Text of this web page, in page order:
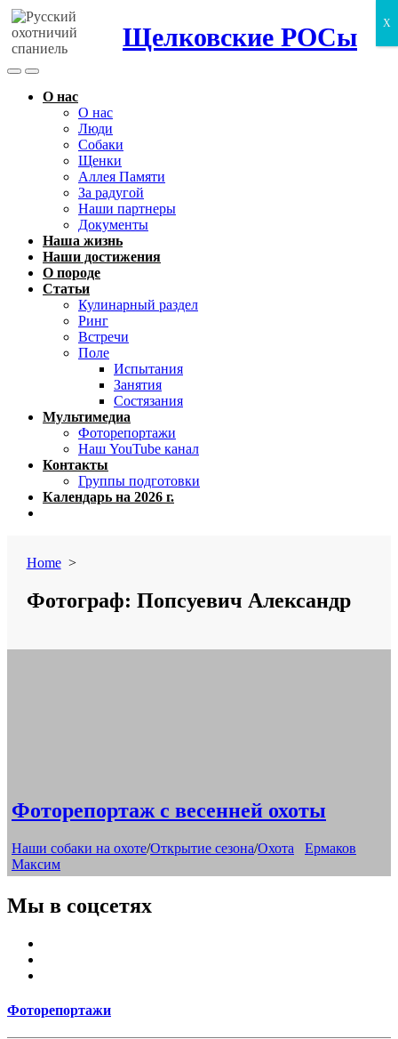
Щелковские РОСы
Search
Toggle
Menu
О нас
О нас
Люди
Собаки
Щенки
Аллея Памяти
За радугой
Наши партнеры
Документы
Наша жизнь
Наши достижения
О породе
Статьи
Кулинарный раздел
Ринг
Встречи
Поле
Испытания
Занятия
Состязания
Мультимедиа
Фоторепортажи
Наш YouTube канал
Контакты
Группы подготовки
Календарь на 2026 г.
Home>
Фотограф: Попсуевич Александр
Фоторепортаж с весенней охоты
Categories
Наши собаки на охоте/Открытие сезона/Охота
Ермаков
Максим
Мы в соцсетях
Фоторепортажи
X